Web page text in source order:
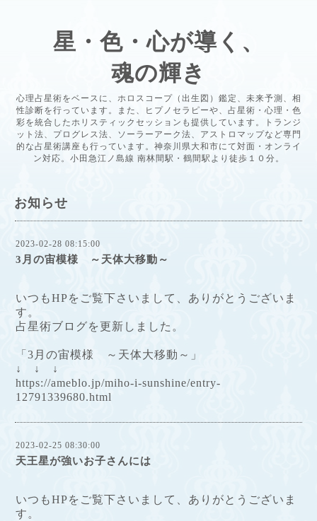
星・色・心が導く、
魂の輝き
心理占星術をベースに、ホロスコープ（出生図）鑑定、未来予測、相
性診断を行っています。また、ヒプノセラピーや、占星術・心理・色
彩を統合したホリスティックセッションも提供しています。トランジ
ット法、プログレス法、ソーラーアーク法、アストロマップなど専門
的な占星術講座も行っています。神奈川県大和市にて対面・オンライ
ン対応。小田急江ノ島線 南林間駅・鶴間駅より徒歩１０分。
お知らせ
2023-02-28 08:15:00
3月の宙模様 ～天体大移動～
いつもHPをご覧下さいまして、ありがとうございま
す。
占星術ブログを更新しました。
「3月の宙模様 ～天体大移動～」
↓ ↓ ↓
https://ameblo.jp/miho-i-sunshine/entry-
12791339680.html
2023-02-25 08:30:00
天王星が強いお子さんには
いつもHPをご覧下さいまして、ありがとうございま
す。